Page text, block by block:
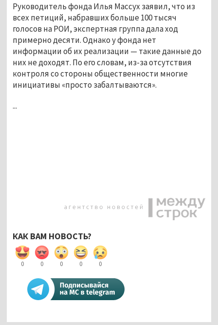
Руководитель фонда Илья Массух заявил, что из
всех петиций, набравших больше 100 тысяч
голосов на РОИ, экспертная группа дала ход
примерно десяти. Однако у фонда нет
информации об их реализации — такие данные до
них не доходят. По его словам, из-за отсутствия
контроля со стороны общественности многие
инициативы «просто забалтываются».
...
КАК ВАМ НОВОСТЬ?
0 0 0 0 0